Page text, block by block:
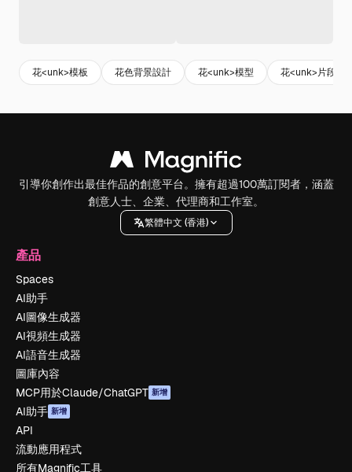
花<unk>模板 花色背景設計 花<unk>模型 花<unk>片段
引導你創作出最佳作品的創意平台。擁有超過100萬訂閱者，涵蓋
創意人士、企業、代理商和工作室。
繁體中文 (香港)
產品
Spaces
AI助手
AI圖像生成器
AI視頻生成器
AI語音生成器
圖庫內容
MCP用於Claude/ChatGPT 新增
AI助手 新增
API
流動應用程式
所有Magnific工具